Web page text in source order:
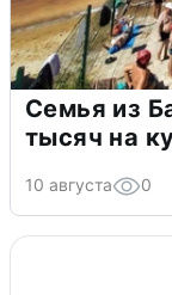
Семья из
тысяч на
10 августа 0